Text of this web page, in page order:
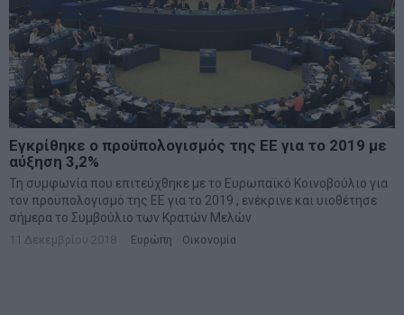
Εγκρίθηκε ο προϋπολογισμός της ΕΕ για το 2019 με
αύξηση 3,2%
Τη συμφωνία που επιτεύχθηκε με το Ευρωπαϊκό Κοινοβούλιο για
τον προϋπολογισμό της ΕΕ για το 2019 , ενέκρινε και υιοθέτησε
σήμερα το Συμβούλιο των Κρατών Μελών
11 Δεκεμβρίου 2018 Ευρώπη Οικονομία